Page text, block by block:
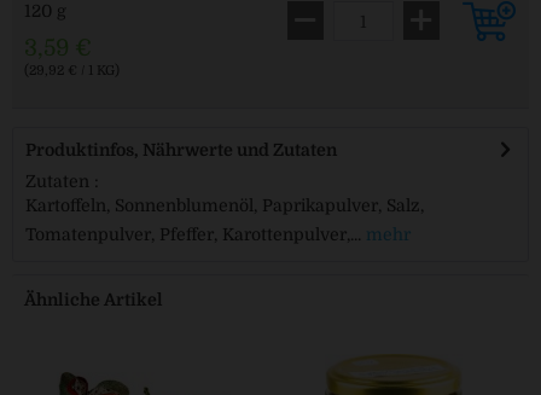
120 g
3,59 €
(29,92 € / 1 KG)
Produktinfos, Nährwerte und Zutaten
Zutaten :
Kartoffeln, Sonnenblumenöl, Paprikapulver, Salz,
Tomatenpulver, Pfeffer, Karottenpulver,...
mehr
Ähnliche Artikel